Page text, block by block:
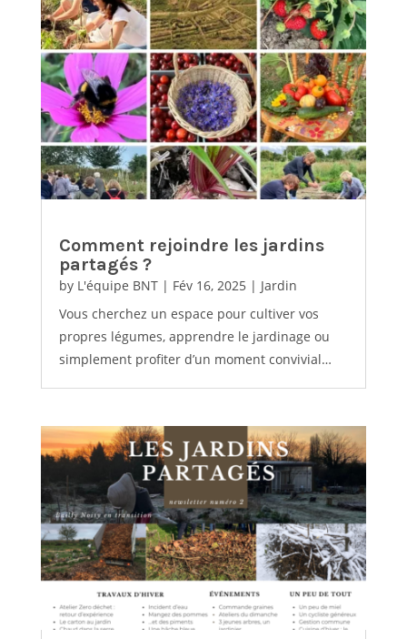
Comment rejoindre les jardins
partagés ?
by L'équipe BNT| Fév 16, 2025| Jardin
Vous cherchez un espace pour cultiver vos
propres légumes, apprendre le jardinage ou
simplement profiter d’un moment convivial…